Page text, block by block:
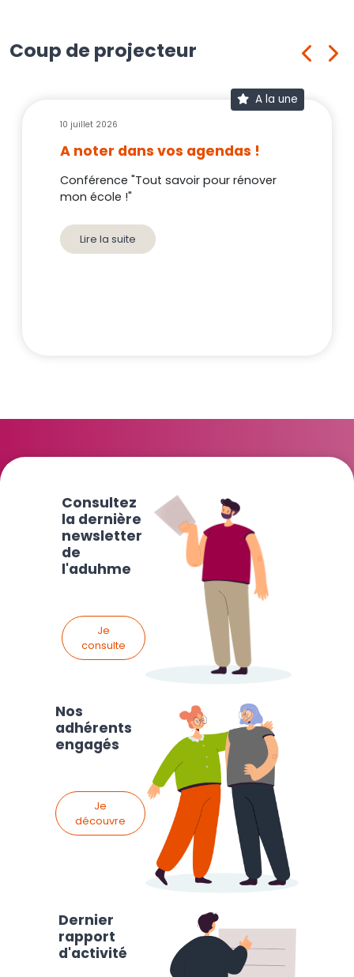
Coup de projecteur
A la une
10 juillet 2026
A noter dans vos agendas !
Conférence "Tout savoir pour rénover
mon école !"
Lire la suite
Consultez
la dernière
newsletter
de
l'aduhme
Je
consulte
Nos
adhérents
engagés
Je
découvre
Dernier
rapport
d'activité